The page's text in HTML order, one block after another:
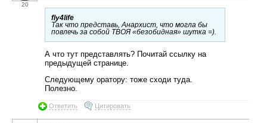
20
fly4life
Так что представь, Анархист, что могла бы
повлечь за собой ТВОЯ «безобидная» шутка =).
А что тут представлять? Почитай ссылку на
предыдущей странице.
Следующему оратору: тоже сходи туда.
Полезно.
Ответить Цитировать